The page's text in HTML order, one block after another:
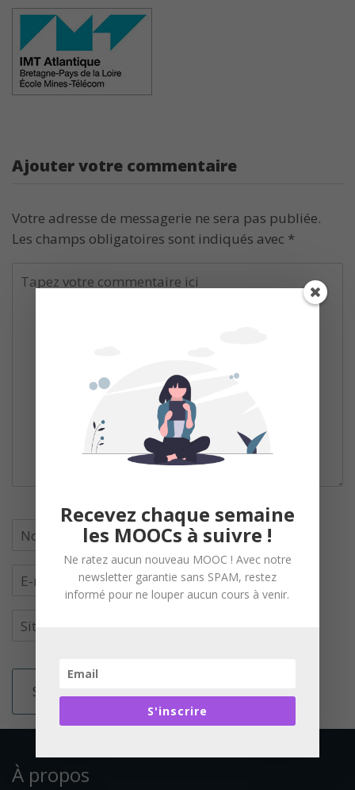
Ajouter votre commentaire
Votre adresse de messagerie ne sera pas publiée.
Les champs obligatoires sont indiqués avec *
À propos
Recevez chaque semaine
les MOOCs à suivre !
Ne ratez aucun nouveau MOOC ! Avec notre
newsletter garantie sans SPAM, restez
informé pour ne louper aucun cours à venir.
S'inscrire